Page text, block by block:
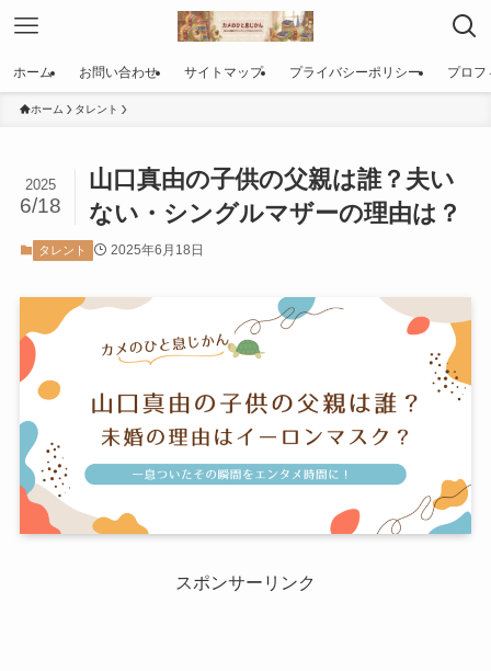
ホーム お問い合わせ サイトマップ プライバシーポリシー プロフ
ホーム タレント
山口真由の子供の父親は誰？夫い
ない・シングルマザーの理由は？
2025
6/18
タレント 2025年6月18日
スポンサーリンク